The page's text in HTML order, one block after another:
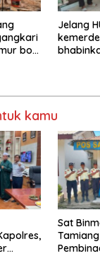
bor
Jelang
kamu
Sat